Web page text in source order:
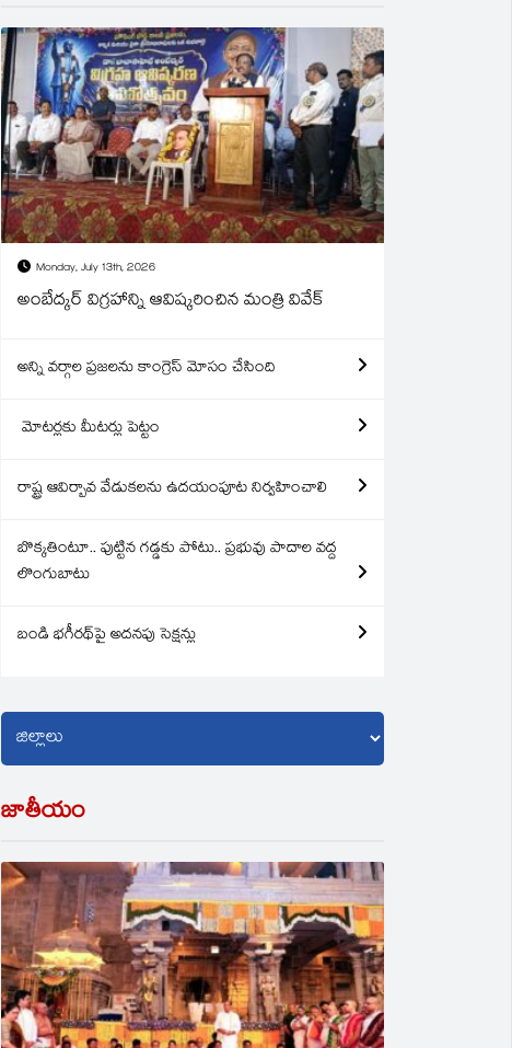
Monday, July 13th, 2026
అంబేద్కర్ విగ్రహాన్ని ఆవిష్కరించిన మంత్రి వివేక్
అన్ని వర్గాల ప్రజలను కాంగ్రెస్ మోసం చేసింది
మోటర్లకు మీటర్లు పెట్టం
రాష్ట్ర ఆవిర్బావ వేడుకలను ఉదయంపూట నిర్వహించాలి
బొక్కతింటూ.. పుట్టిన గడ్డకు పోటు.. ప్రభువు పాదాల వద్ద
లొంగుబాటు
బండి భగీరథ్‌పై అదనపు సెక్షన్లు
జాతీయం